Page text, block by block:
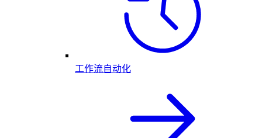
工作流自动化